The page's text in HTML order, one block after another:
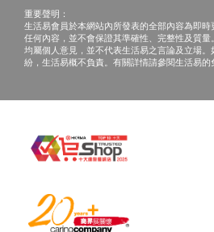
重要聲明：
生活易會員於本網站內所發表的全部內容為即
任何內容，並不會保證其準確性、完整性及質
均屬個人意見，並不代表生活易之言論及立場
紛，生活易概不負責。有關詳情請參閱生活易的